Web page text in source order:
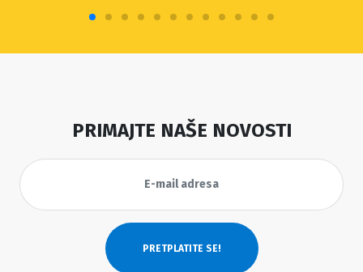
PRIMAJTE NAŠE NOVOSTI